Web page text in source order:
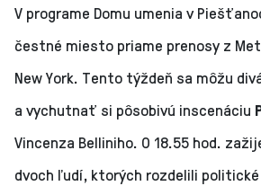
V programe Domu umenia v
čestné miesto priame prenosy z
New York. Tento týždeň sa môžu
a vychutnať si pôsobivú inscenáciu
Vincenza Belliniho. O 18.55 hod.
dvoch ľudí, ktorých rozdelili